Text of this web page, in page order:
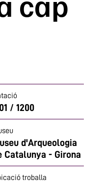
/ 1200
d'Arqueologia
Catalunya - Girona
troballa